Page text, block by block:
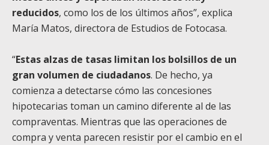
reducidos, como los de los últimos años”, explica
María Matos, directora de Estudios de Fotocasa.
“Estas alzas de tasas limitan los bolsillos de un
gran volumen de ciudadanos. De hecho, ya
comienza a detectarse cómo las concesiones
hipotecarias toman un camino diferente al de las
compraventas. Mientras que las operaciones de
compra y venta parecen resistir por el cambio en el